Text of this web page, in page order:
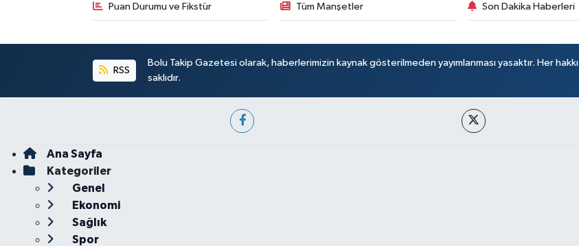
Puan Durumu ve Fikstür Tüm Manşetler Son Dakika Haberleri
RSS
Bolu Takip Gazetesi olarak, haberlerimizin kaynak gösterilmeden yayımlanması yasaktır. Her hakkı
saklıdır.
Ana Sayfa
Kategoriler
Genel
Ekonomi
Sağlık
Spor